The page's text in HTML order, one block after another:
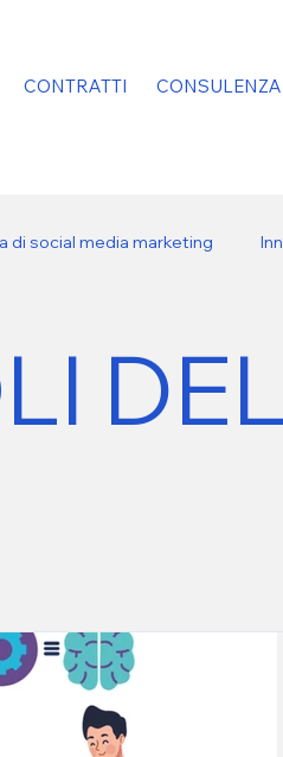
CONTRATTI
di social media marketing
DEL